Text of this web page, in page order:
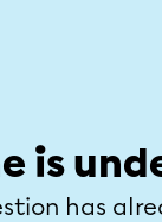
is
has